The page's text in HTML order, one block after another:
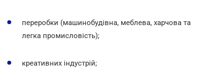
переробки (машинобудівна, меблева, харчова та
легка промисловість);
креативних індустрій;